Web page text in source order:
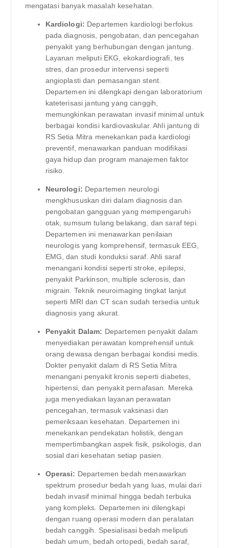
mengatasi banyak masalah kesehatan.
Kardiologi: Departemen kardiologi berfokus
pada diagnosis, pengobatan, dan pencegahan
penyakit yang berhubungan dengan jantung.
Layanan meliputi EKG, ekokardiografi, tes
stres, dan prosedur intervensi seperti
angioplasti dan pemasangan stent.
Departemen ini dilengkapi dengan laboratorium
kateterisasi jantung yang canggih,
memungkinkan perawatan invasif minimal untuk
berbagai kondisi kardiovaskular. Ahli jantung di
RS Setia Mitra menekankan pada kardiologi
preventif, menawarkan panduan modifikasi
gaya hidup dan program manajemen faktor
risiko.
Neurologi: Departemen neurologi
mengkhususkan diri dalam diagnosis dan
pengobatan gangguan yang mempengaruhi
otak, sumsum tulang belakang, dan saraf tepi.
Departemen ini menawarkan penilaian
neurologis yang komprehensif, termasuk EEG,
EMG, dan studi konduksi saraf. Ahli saraf
menangani kondisi seperti stroke, epilepsi,
penyakit Parkinson, multiple sclerosis, dan
migrain. Teknik neuroimaging tingkat lanjut
seperti MRI dan CT scan sudah tersedia untuk
diagnosis yang akurat.
Penyakit Dalam: Departemen penyakit dalam
menyediakan perawatan komprehensif untuk
orang dewasa dengan berbagai kondisi medis.
Dokter penyakit dalam di RS Setia Mitra
menangani penyakit kronis seperti diabetes,
hipertensi, dan penyakit pernafasan. Mereka
juga menyediakan layanan perawatan
pencegahan, termasuk vaksinasi dan
pemeriksaan kesehatan. Departemen ini
menekankan pendekatan holistik, dengan
mempertimbangkan aspek fisik, psikologis, dan
sosial dari kesehatan setiap pasien.
Operasi: Departemen bedah menawarkan
spektrum prosedur bedah yang luas, mulai dari
bedah invasif minimal hingga bedah terbuka
yang kompleks. Departemen ini dilengkapi
dengan ruang operasi modern dan peralatan
bedah canggih. Spesialisasi bedah meliputi
bedah umum, bedah ortopedi, bedah saraf,